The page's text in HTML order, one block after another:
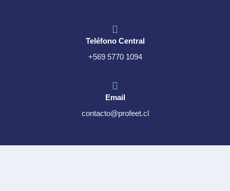
Teléfono Central
+569 5770 1094​
Email
contacto@profeet.cl